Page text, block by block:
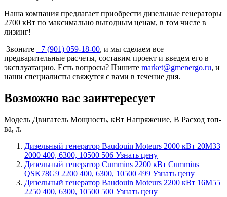
Наша компания предлагает приобрести дизельные генераторы
2700 кВт по максимально выгодным ценам, в том числе в
лизинг!
Звоните +7 (901) 059-18-00, и мы сделаем все
предварительные расчеты, составим проект и введем его в
эксплуатацию. Есть вопросы? Пишите market@gmenergo.ru, и
наши специалисты свяжутся с вами в течение дня.
Возможно вас заинтересует
Модель Двигатель Мощность, кВт Напряжение, В Расход топ-
ва, л.
Дизельный генератор Baudouin Moteurs 2000 кВт 20М33
2000 400, 6300, 10500 506 Узнать цену
Дизельный генератор Cummins 2200 кВт Cummins
QSK78G9 2200 400, 6300, 10500 499 Узнать цену
Дизельный генератор Baudouin Moteurs 2200 кВт 16M55
2250 400, 6300, 10500 500 Узнать цену